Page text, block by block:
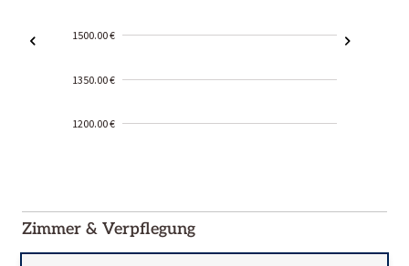
1500.00 €
1350.00 €
1200.00 €
01-02
Zimmer & Verpflegung